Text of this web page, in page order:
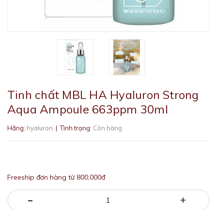
Tinh chất MBL HA Hyaluron Strong
Aqua Ampoule 663ppm 30ml
Hãng: hyaluron | Tình trạng: Còn hàng
Freeship đơn hàng từ 800,000đ
- +